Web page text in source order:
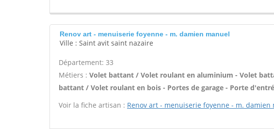
Renov art - menuiserie foyenne - m. damien manuel
Ville : Saint avit saint nazaire
Département: 33
Métiers : Volet battant / Volet roulant en aluminium - Volet
battant / Volet roulant en bois - Portes de garage - Porte
Voir la fiche artisan : Renov art - menuiserie foyenne - m. damien